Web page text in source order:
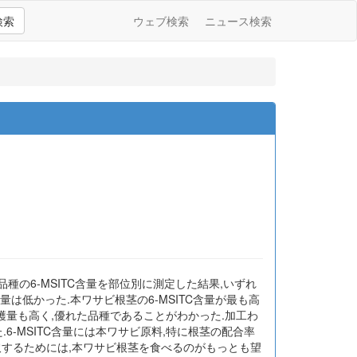
索 ウェブ検索 ニュース検索
の6-MSITC含量を部位別に測定した結果,いずれ
は低かった.本ワサビ根茎の6-MSITC含量が最も高
も高く,優れた品種であることがわかった.加工わ
MSITC含量には本ワサビ原料,特に根茎の配合率
るためには,本ワサビ根茎を食べるのがもっとも望